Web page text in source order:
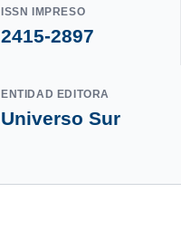
ISSN IMPRESO
2415-2897
ENTIDAD EDITORA
Universo Sur